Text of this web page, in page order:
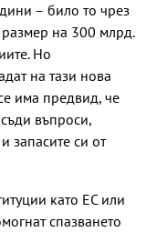
– било то чрез
на 300 млрд.
Но
на тази нова
има предвид, че
въпроси,
запасите си от
като ЕС или
спазването